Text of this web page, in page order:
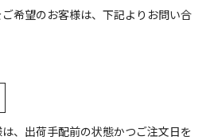
希望のお客様は、下記よりお問い合
、出荷手配前の状態かつご注文日を